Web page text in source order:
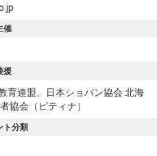
催
援
育連盟、日本ショパン協会 北海
協会（ピティナ）
ト分類